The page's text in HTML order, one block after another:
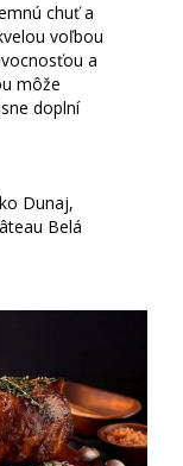
chuť a
voľbou
a
môže
doplní
Dunaj,
Belá